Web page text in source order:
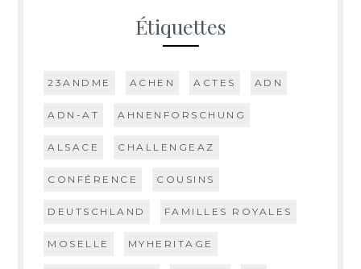
Étiquettes
23ANDME ACHEN ACTES ADN
ADN-AT AHNENFORSCHUNG
ALSACE CHALLENGEAZ
CONFÉRENCE COUSINS
DEUTSCHLAND FAMILLES ROYALES
MOSELLE MYHERITAGE